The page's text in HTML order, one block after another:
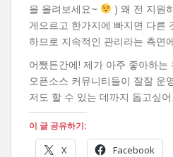
을 올려보세요~
) 왜 전 지원
게으르고 한가지에 빠지면 다른
하므로 지속적인 관리라는 측면
어쨌든간에! 제가 아주 좋아하
오픈소스 커뮤니티들이 잘잘 운
저도 할 수 있는 데까지 돕고싶어
이 글 공유하기:
X Facebook